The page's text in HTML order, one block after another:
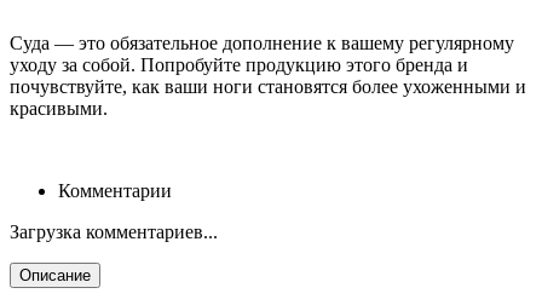
Суда — это обязательное дополнение к вашему регулярному
уходу за собой. Попробуйте продукцию этого бренда и
почувствуйте, как ваши ноги становятся более ухоженными и
красивыми.
Комментарии
Загрузка комментариев...
Описание